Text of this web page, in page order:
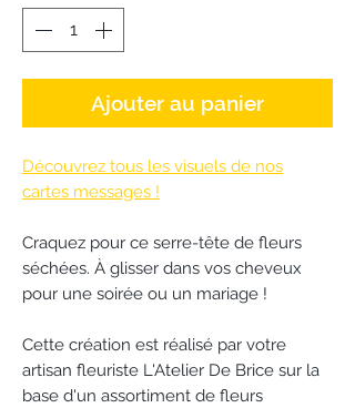
Ajouter au panier
Découvrez tous les visuels de nos
cartes messages !
Craquez pour ce serre-tête de fleurs
séchées. À glisser dans vos cheveux
pour une soirée ou un mariage !
Cette création est réalisé par votre
artisan fleuriste L'Atelier De Brice sur la
base d'un assortiment de fleurs